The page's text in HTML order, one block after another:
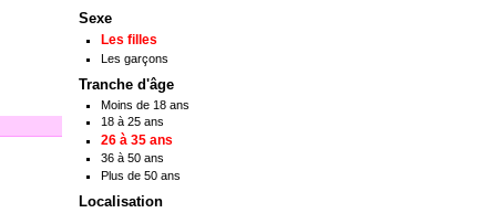
Sexe
Les filles
Les garçons
Tranche d'âge
Moins de 18 ans
18 à 25 ans
26 à 35 ans
36 à 50 ans
Plus de 50 ans
Localisation